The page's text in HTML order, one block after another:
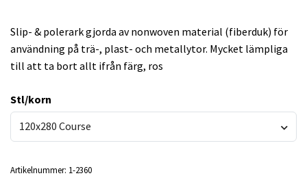
Slip- & polerark gjorda av nonwoven material (fiberduk) för
användning på trä-, plast- och metallytor. Mycket lämpliga
till att ta bort allt ifrån färg, ros
Stl/korn
120x280 Course
Artikelnummer: 1-2360